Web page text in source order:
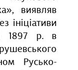
виявляв
ініціативи
1897 р. в
Русько-